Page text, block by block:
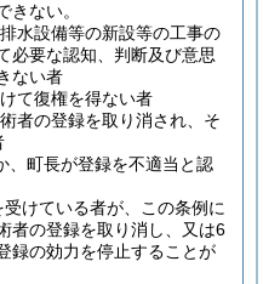
きない。
水設備等の新設等の工事の
必要な認知、判断及び意思
ない者
て復権を得ない者
者の登録を取り消され、そ
、町長が登録を不適当と認
けている者が、この条例に
者の登録を取り消し、又は6
録の効力を停止することが